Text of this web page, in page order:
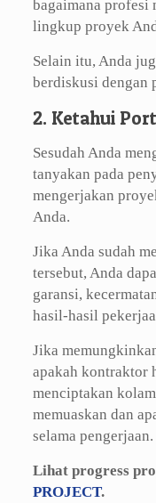
bagaimana profesi
lingkup proyek
Selain itu, Anda
berdiskusi dengan
2. Ketahui
Sesudah Anda
tanyakan pada
mengerjakan
Anda.
Jika Anda sudah
tersebut, Anda
garansi,
hasil-hasil
Jika
apakah kontraktor
menciptakan
memuaskan dan
selama pengerjaan.
Lihat progress
PROJECT.